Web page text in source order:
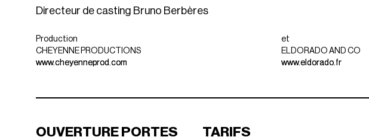
Directeur de casting Bruno Berbères
Production
CHEYENNE PRODUCTIONS
www.cheyenneprod.com
et
ELDORADO AND CO
www.eldorado.fr
OUVERTURE PORTES
TARIFS